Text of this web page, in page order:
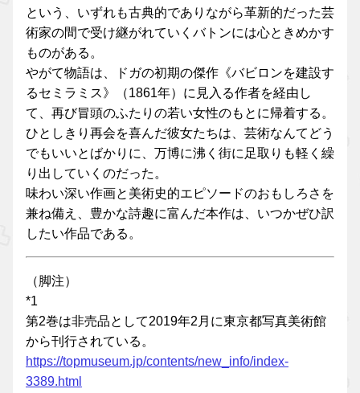
という、いずれも古典的でありながら革新的だった芸
術家の間で受け継がれていくバトンには心ときめかす
ものがある。
やがて物語は、ドガの初期の傑作《バビロンを建設す
るセミラミス》（1861年）に見入る作者を経由し
て、再び冒頭のふたりの若い女性のもとに帰着する。
ひとしきり再会を喜んだ彼女たちは、芸術なんてどう
でもいいとばかりに、万博に沸く街に足取りも軽く繰
り出していくのだった。
味わい深い作画と美術史的エピソードのおもしろさを
兼ね備え、豊かな詩趣に富んだ本作は、いつかぜひ訳
したい作品である。
（脚注）
*1
第2巻は非売品として2019年2月に東京都写真美術館
から刊行されている。
https://topmuseum.jp/contents/new_info/index-
3389.html